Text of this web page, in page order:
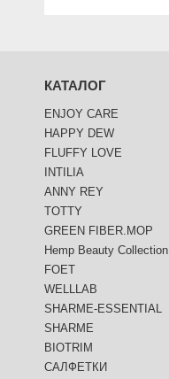
КАТАЛОГ
ENJOY CARE
HAPPY DEW
FLUFFY LOVE
INTILIA
ANNY REY
TOTTY
GREEN FIBER.MOP
Hemp Beauty Collection
FOET
WELLLAB
SHARME-ESSENTIAL
SHARME
BIOTRIM
САЛФЕТКИ